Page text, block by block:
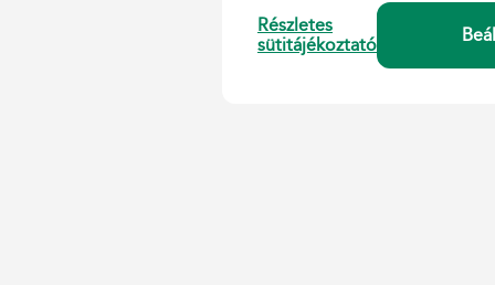
Részletes
sütitájékoztató